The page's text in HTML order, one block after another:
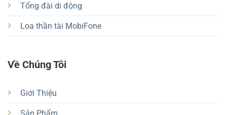
Tổng đài di động
Loa thần tài MobiFone
Về Chúng Tôi
Giới Thiệu